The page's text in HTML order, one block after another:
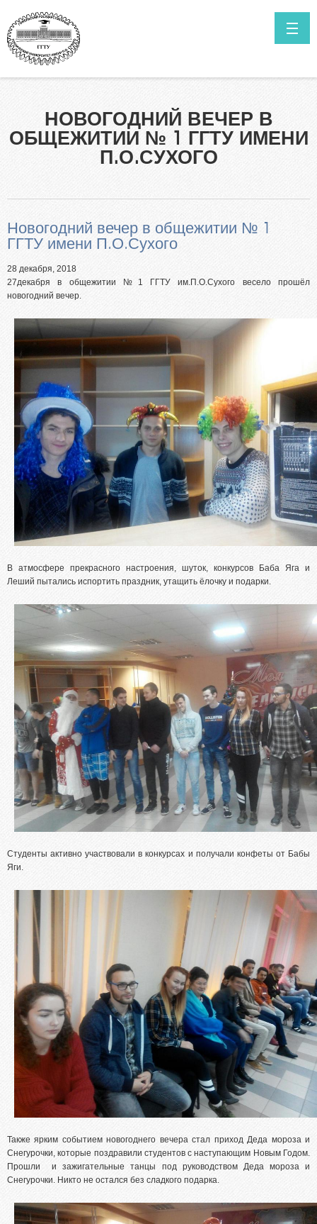
Высшее образование в сокращенные сроки обучения
Нормативные документы
Выпускникам инженерных классов
Личный кабинет абитуриента
Олимпиада для поступления в ГГТУ им. П.О.Сухого
Целевая подготовка
Абитуриентам из Российской федерации
Зачисление без вступительных испытаний
Родителям абитуриентов
Часто задаваемые вопросы
Факультет довузовской подготовки
Централизованное тестирование
Репетиционное тестирование
Профориентанционные мероприятия 2023/2024
КОНТАКТЫ
ИТОГИ ПРИЁМА ПРОШЛЫХ ЛЕТ
НОВОГОДНИЙ ВЕЧЕР В
ОБЩЕЖИТИИ № 1 ГГТУ ИМЕНИ
П.О.СУХОГО
Новогодний вечер в общежитии № 1
ГГТУ имени П.О.Сухого
28 декабря, 2018
27декабря в общежитии №1 ГГТУ им.П.О.Сухого весело прошёл
новогодний вечер.
В атмосфере прекрасного настроения, шуток, конкурсов Баба Яга и
Леший пытались испортить праздник, утащить ёлочку и подарки.
Студенты активно участвовали в конкурсах и получали конфеты от Бабы
Яги.
Также ярким событием новогоднего вечера стал приход Деда мороза и
Снегурочки, которые поздравили студентов с наступающим Новым Годом.
Прошли и зажигательные танцы под руководством Деда мороза и
Снегурочки. Никто не остался без сладкого подарка.